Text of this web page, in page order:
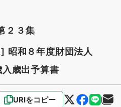
２３集
昭和８年度財団法人
歳出予算書
URIをコピー